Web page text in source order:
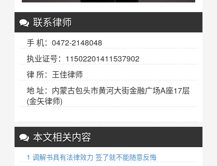
联系律师
手 机：0472-2148048
执业证号：11502201411537902
律 所：王佳律师
地 址：内蒙古包头市黄河大街金融广场A座17层
(金矢律师)
本文相关内容
1 调解书具有法律效力 签了就不能随意反悔